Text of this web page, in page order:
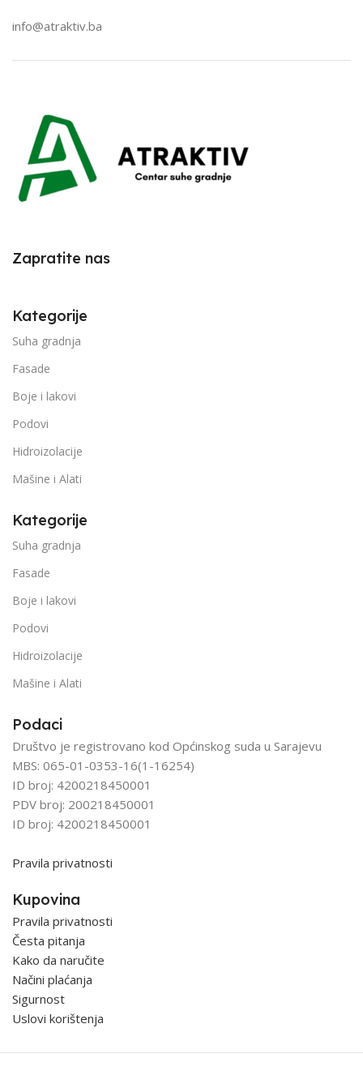
info@atraktiv.ba
Zapratite nas
Kategorije
Suha gradnja
Fasade
Boje i lakovi
Podovi
Hidroizolacije
Mašine i Alati
Kategorije
Suha gradnja
Fasade
Boje i lakovi
Podovi
Hidroizolacije
Mašine i Alati
Podaci
Društvo je registrovano kod Općinskog suda u Sarajevu
MBS: 065-01-0353-16(1-16254)
ID broj: 4200218450001
PDV broj: 200218450001
ID broj: 4200218450001
Pravila privatnosti
Kupovina
Pravila privatnosti
Česta pitanja
Kako da naručite
Načini plaćanja
Sigurnost
Uslovi korištenja